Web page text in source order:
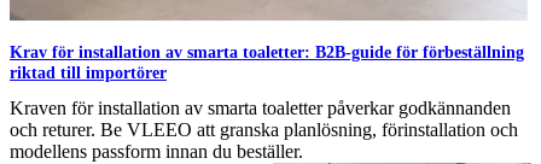
Krav för installation av smarta toaletter: B2B-guide för förbeställning
riktad till importörer
Kraven för installation av smarta toaletter påverkar godkännanden
och returer. Be VLEEO att granska planlösning, förinstallation och
modellens passform innan du beställer.